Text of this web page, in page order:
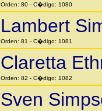
Orden: 80 - C�digo: 1080
Lambert
Orden: 81 - C�digo: 1081
Claretta
Orden: 82 - C�digo: 1082
Sven